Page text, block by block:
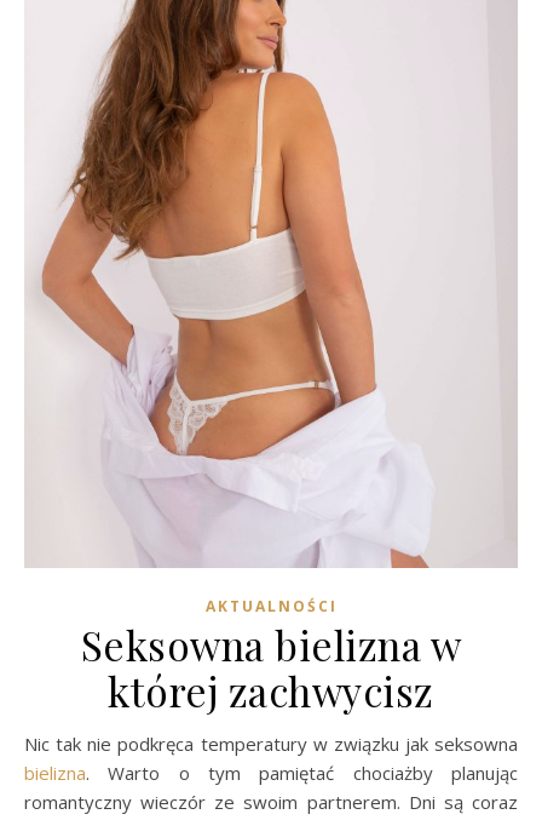
AKTUALNOŚCI
Seksowna bielizna w
której zachwycisz
Nic tak nie podkręca temperatury w związku jak seksowna
bielizna. Warto o tym pamiętać chociażby planując
romantyczny wieczór ze swoim partnerem. Dni są coraz